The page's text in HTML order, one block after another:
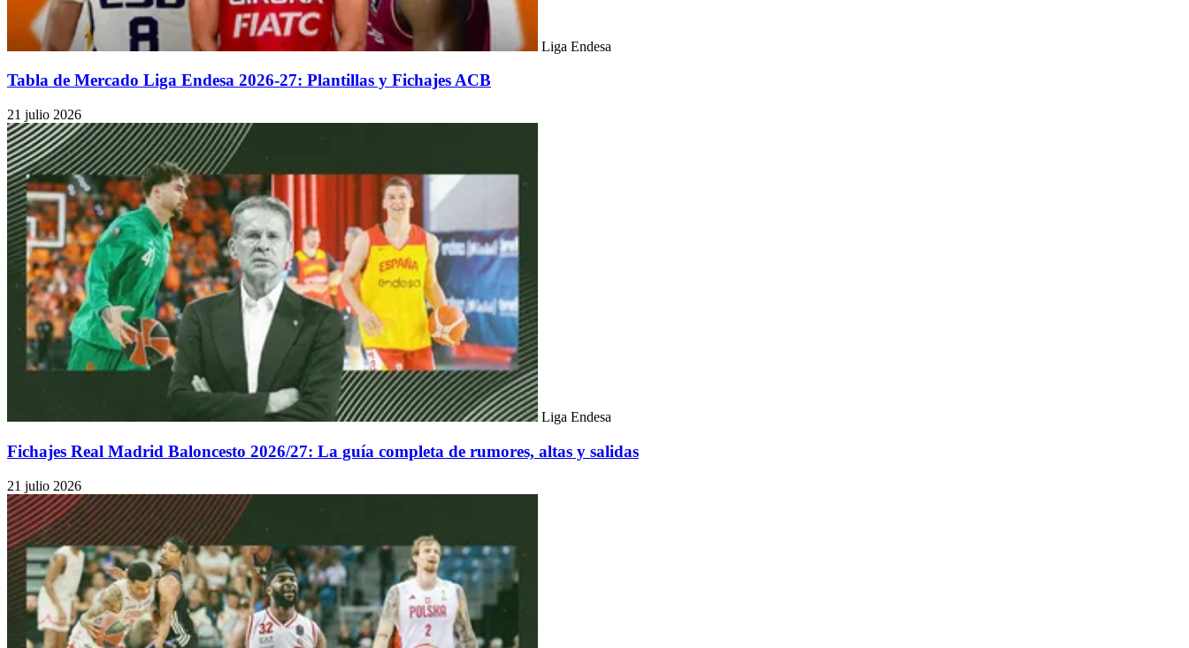
Liga Endesa
Tabla de Mercado Liga Endesa 2026-27: Plantillas y Fichajes ACB
21 julio 2026
Liga Endesa
Fichajes Real Madrid Baloncesto 2026/27: La guía completa de rumores, altas y salidas
21 julio 2026